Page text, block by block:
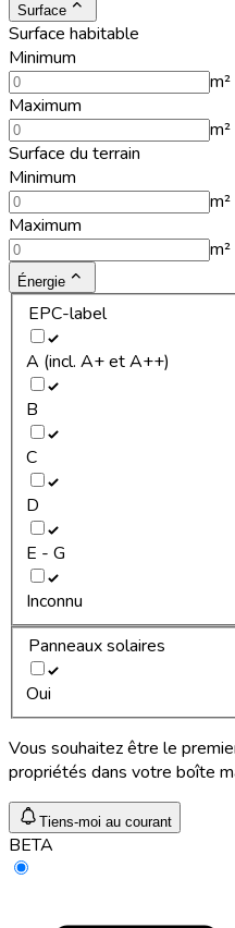
Surface
Surface habitable
Minimum
m²
Maximum
m²
Surface du terrain
Minimum
m²
Maximum
m²
Énergie
EPC-label
A (incl. A+ et A++)
B
C
D
E - G
Inconnu
Panneaux solaires
Oui
Vous souhaitez être le
propriétés dans votre boîte
Tiens-moi au courant
BETA